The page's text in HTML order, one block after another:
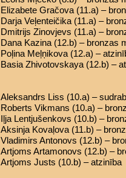
Elizabete Gračova (11.a) –
Darja Veļenteičika (11.a) –
Dmitrijs Zinovjevs (11.a) –
Dana Kazina (12.b) – bronzas
Poļina Meļņikova (12.a) –
Basia Zhivotovskaya (12.b) –
Aleksandrs Liss (10.a) –
Roberts Vikmans (10.a) –
Iļja Lentjušenkovs (10.b) –
Aksinja Kovaļova (11.b) –
Vladimirs Antonovs (12.b) –
Artjoms Artamonovs (12.b) –
Artjoms Justs (10.b) – atzinība